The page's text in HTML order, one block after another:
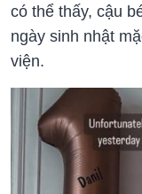
có thể thấy, cậu
ngày sinh nhật
viện.